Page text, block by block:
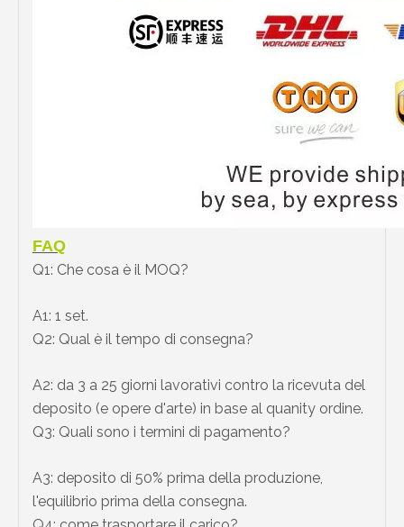
FAQ
Q1: Che cosa è il MOQ?
A1: 1 set.
Q2: Qual è il tempo di consegna?
A2: da 3 a 25 giorni lavorativi contro la ricevuta del
deposito (e opere d'arte) in base al quanity ordine.
Q3: Quali sono i termini di pagamento?
A3: deposito di 50% prima della produzione,
l'equilibrio prima della consegna.